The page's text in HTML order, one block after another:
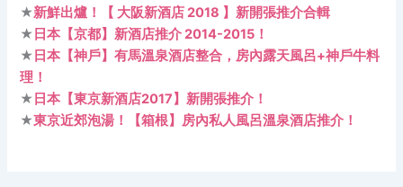
★新鮮出爐！【 大阪新酒店 2018 】新開張推介合輯
★ 日本【京都】新酒店推介 2014-2015！
★ 日本【神戶】有馬溫泉酒店整合，房內露天風呂+神戶牛料
理！
★ 日本【東京新酒店2017】新開張推介！
★東京近郊泡湯！【箱根】房內私人風呂溫泉酒店推介！